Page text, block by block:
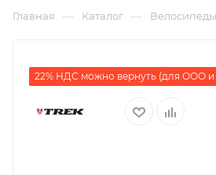
Главная — Каталог — Велосипеды
22% НДС можно вернуть (для ООО